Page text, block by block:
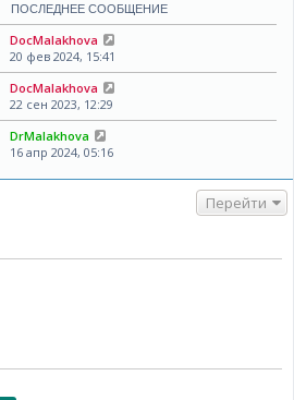
ПОСЛЕДНЕЕ СООБЩЕНИЕ
DocMalakhova
20 фев 2024, 15:41
DocMalakhova
22 сен 2023, 12:29
DrMalakhova
16 апр 2024, 05:16
Перейти